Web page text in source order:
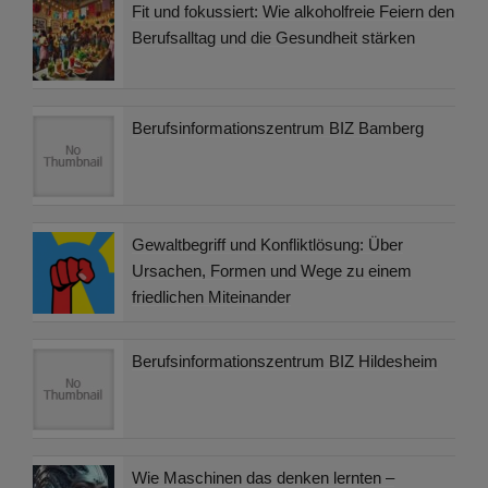
Fit und fokussiert: Wie alkoholfreie Feiern den
Berufsalltag und die Gesundheit stärken
Berufsinformationszentrum BIZ Bamberg
Gewaltbegriff und Konfliktlösung: Über
Ursachen, Formen und Wege zu einem
friedlichen Miteinander
Berufsinformationszentrum BIZ Hildesheim
Wie Maschinen das denken lernten –